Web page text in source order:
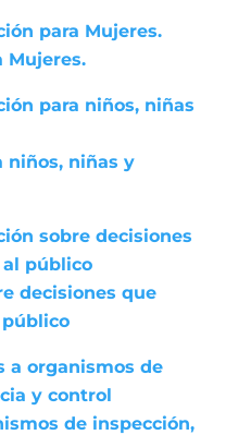
para Mujeres.
Mujeres.
para niños, niñas
niños, niñas y
sobre decisiones
público
decisiones que
a organismos de
y control
de inspección,